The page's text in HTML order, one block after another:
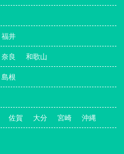
福井
奈良 和歌山
島根
佐賀 大分 宮崎 沖縄